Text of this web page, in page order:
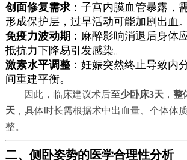
创面修复需求：子宫内膜血管暴露，
形成保护层，过早活动可能加剧出血。
免疫力波动期 ：麻醉影响消退后身体
抵抗力下降易引发感染。
激素水平调整：妊娠突然终止导致内
间重建平衡。
因此，临床建议术后至少卧床3天 ，整
天，具体时长需根据术中出血量、个体体
整。
二、侧卧姿势的医学合理性分析